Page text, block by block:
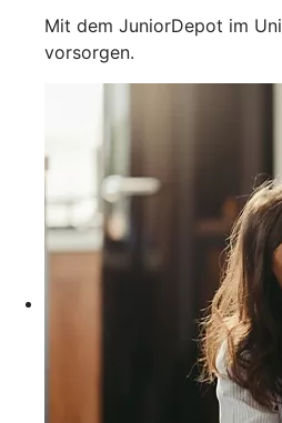
Mit dem JuniorDepot im
vorsorgen.